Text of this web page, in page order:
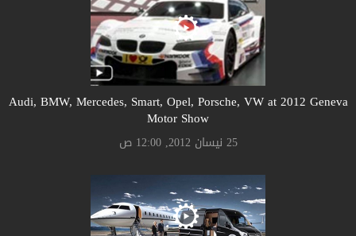
Audi, BMW, Mercedes, Smart, Opel, Porsche, VW at 2012 Geneva
Motor Show
25 نيسان 2012, 12:00 ص